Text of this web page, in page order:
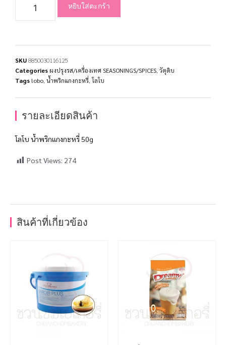
หยิบใส่ตะกร้า
SKU8850030116125
Categories ผงปรุงรส/เครื่องเทศ SEASONINGS/SPICES วัตุดิบ
Tags lobo น้ำพริกแกงกะหรี่ โลโบ
รายละเอียดสินค้า
โลโบ น้ำพริกแกงกะหรี่ 50g
Post Views: 274
สินค้าที่เกี่ยวข้อง